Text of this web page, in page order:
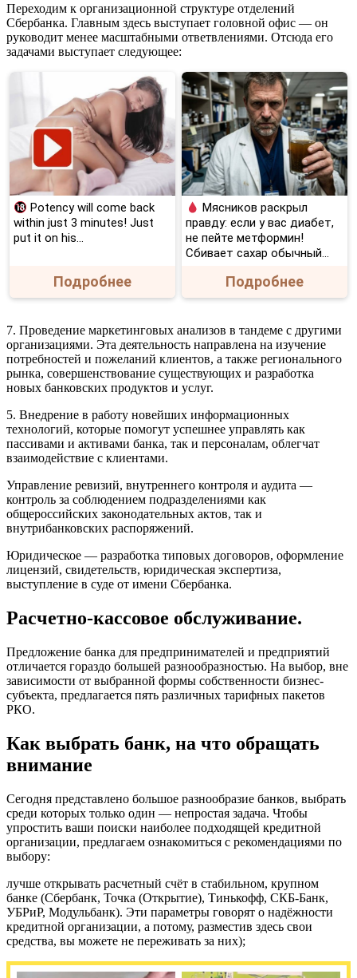
Переходим к организационной структуре отделений
Сбербанка. Главным здесь выступает головной офис — он
руководит менее масштабными ответвлениями. Отсюда его
задачами выступает следующее:
Potency will come back
within just 3 minutes! Just
put it on his…
Подробнее
Мясников раскрыл
правду: если у вас диабет,
не пейте метформин!
Сбивает сахар обычный...
Подробнее
7. Проведение маркетинговых анализов в тандеме с другими
организациями. Эта деятельность направлена на изучение
потребностей и пожеланий клиентов, а также регионального
рынка, совершенствование существующих и разработка
новых банковских продуктов и услуг.
5. Внедрение в работу новейших информационных
технологий, которые помогут успешнее управлять как
пассивами и активами банка, так и персоналам, облегчат
взаимодействие с клиентами.
Управление ревизий, внутреннего контроля и аудита —
контроль за соблюдением подразделениями как
общероссийских законодательных актов, так и
внутрибанковских распоряжений.
Юридическое — разработка типовых договоров, оформление
лицензий, свидетельств, юридическая экспертиза,
выступление в суде от имени Сбербанка.
Расчетно-кассовое обслуживание.
Предложение банка для предпринимателей и предприятий
отличается гораздо большей разнообразностью. На выбор, вне
зависимости от выбранной формы собственности бизнес-
субъекта, предлагается пять различных тарифных пакетов
РКО.
Как выбрать банк, на что обращать
внимание
Сегодня представлено большое разнообразие банков, выбрать
среди которых только один — непростая задача. Чтобы
упростить ваши поиски наиболее подходящей кредитной
организации, предлагаем ознакомиться с рекомендациями по
выбору:
лучше открывать расчетный счёт в стабильном, крупном
банке (Сбербанк, Точка (Открытие), Тинькофф, СКБ-Банк,
УБРиР, Модульбанк). Эти параметры говорят о надёжности
кредитной организации, а потому, разместив здесь свои
средства, вы можете не переживать за них);